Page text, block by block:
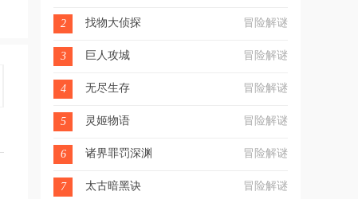
2 找物大侦探 冒险解谜
3 巨人攻城 冒险解谜
4 无尽生存 冒险解谜
5 灵姬物语 冒险解谜
6 诸界罪罚深渊 冒险解谜
7 太古暗黑诀 冒险解谜